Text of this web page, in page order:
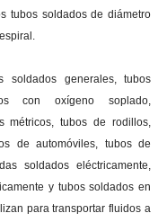
tubos soldados de diámetro
generales, tubos
con oxígeno soplado,
métricos, tubos de rodillos,
de automóviles, tubos de
soldados eléctricamente,
y tubos soldados en
para transportar fluidos a